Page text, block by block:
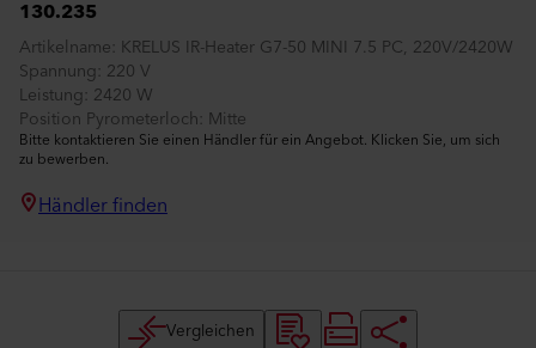
130.235
Artikelname KRELUS IR-Heater G7-50 MINI 7.5 PC, 220V/2420W
Spannung 220 V
Leistung 2420 W
Position Pyrometerloch Mitte
Bitte kontaktieren Sie einen Händler für ein Angebot. Klicken Sie, um sich
zu bewerben.
Händler finden
Vergleichen